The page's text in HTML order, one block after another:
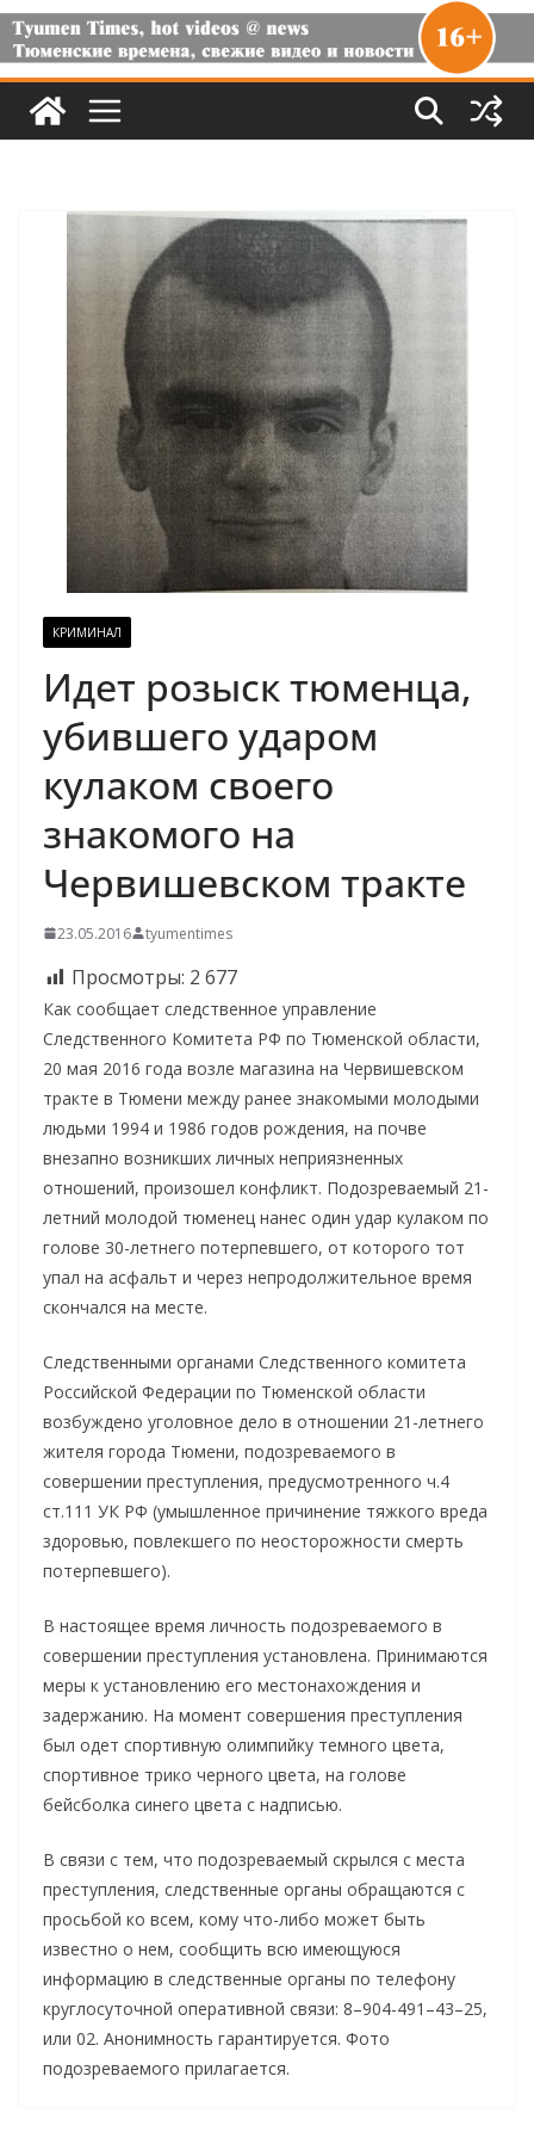
КРИМИНАЛ
Идет розыск тюменца,
убившего ударом
кулаком своего
знакомого на
Червишевском тракте
23.05.2016 tyumentimes
Просмотры: 2 677
Как сообщает следственное управление
Следственного Комитета РФ по Тюменской области,
20 мая 2016 года возле магазина на Червишевском
тракте в Тюмени между ранее знакомыми молодыми
людьми 1994 и 1986 годов рождения, на почве
внезапно возникших личных неприязненных
отношений, произошел конфликт. Подозреваемый 21-
летний молодой тюменец нанес один удар кулаком по
голове 30-летнего потерпевшего, от которого тот
упал на асфальт и через непродолжительное время
скончался на месте.
Следственными органами Следственного комитета
Российской Федерации по Тюменской области
возбуждено уголовное дело в отношении 21-летнего
жителя города Тюмени, подозреваемого в
совершении преступления, предусмотренного ч.4
ст.111 УК РФ (умышленное причинение тяжкого вреда
здоровью, повлекшего по неосторожности смерть
потерпевшего).
В настоящее время личность подозреваемого в
совершении преступления установлена. Принимаются
меры к установлению его местонахождения и
задержанию. На момент совершения преступления
был одет спортивную олимпийку темного цвета,
спортивное трико черного цвета, на голове
бейсболка синего цвета с надписью.
В связи с тем, что подозреваемый скрылся с места
преступления, следственные органы обращаются с
просьбой ко всем, кому что-либо может быть
известно о нем, сообщить всю имеющуюся
информацию в следственные органы по телефону
круглосуточной оперативной связи: 8–904-491–43–25,
или 02. Анонимность гарантируется. Фото
подозреваемого прилагается.